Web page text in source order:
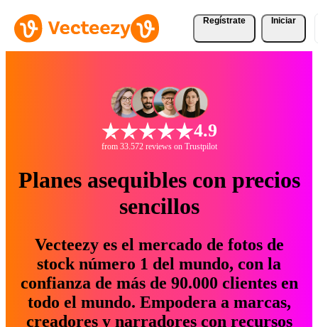
Regístrate Iniciar
4.9
from 33.572 reviews on Trustpilot
Planes asequibles con precios
sencillos
Vecteezy es el mercado de fotos de
stock número 1 del mundo, con la
confianza de más de 90.000 clientes en
todo el mundo. Empodera a marcas,
creadores y narradores con recursos